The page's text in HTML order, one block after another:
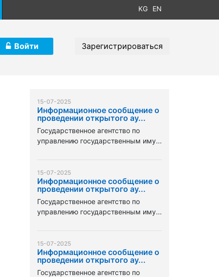
KG EN
Войти Зарегистрироваться
15-07-2025
Информационное сообщение о
проведении открытого ау...
Государственное агентство по
управлению государственным иму...
15-07-2025
Информационное сообщение о
проведении открытого ау...
Государственное агентство по
управлению государственным иму...
15-07-2025
Информационное сообщение о
проведении открытого ау...
Государственное агентство по